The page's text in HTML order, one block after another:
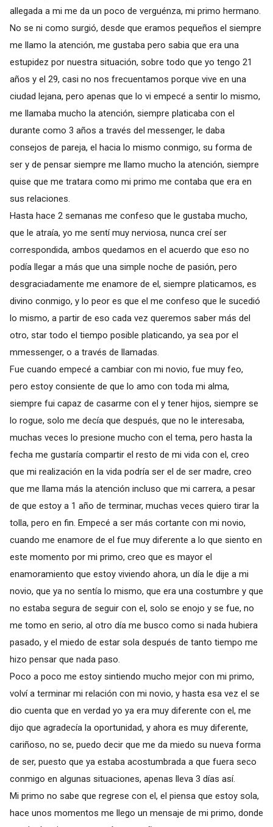
allegada a mi me da un poco de verguénza, mi primo hermano.
No se ni como surgió, desde que eramos pequeños el siempre
me llamo la atención, me gustaba pero sabia que era una
estupidez por nuestra situación, sobre todo que yo tengo 21
años y el 29, casi no nos frecuentamos porque vive en una
ciudad lejana, pero apenas que lo vi empecé a sentir lo mismo,
me llamaba mucho la atención, siempre platicaba con el
durante como 3 años a través del messenger, le daba
consejos de pareja, el hacia lo mismo conmigo, su forma de
ser y de pensar siempre me llamo mucho la atención, siempre
quise que me tratara como mi primo me contaba que era en
sus relaciones.
Hasta hace 2 semanas me confeso que le gustaba mucho,
que le atraía, yo me sentí muy nerviosa, nunca creí ser
correspondida, ambos quedamos en el acuerdo que eso no
podía llegar a más que una simple noche de pasión, pero
desgraciadamente me enamore de el, siempre platicamos, es
divino conmigo, y lo peor es que el me confeso que le sucedió
lo mismo, a partir de eso cada vez queremos saber más del
otro, star todo el tiempo posible platicando, ya sea por el
mmessenger, o a través de llamadas.
Fue cuando empecé a cambiar con mi novio, fue muy feo,
pero estoy consiente de que lo amo con toda mi alma,
siempre fui capaz de casarme con el y tener hijos, siempre se
lo rogue, solo me decía que después, que no le interesaba,
muchas veces lo presione mucho con el tema, pero hasta la
fecha me gustaría compartir el resto de mi vida con el, creo
que mi realización en la vida podría ser el de ser madre, creo
que me llama más la atención incluso que mi carrera, a pesar
de que estoy a 1 año de terminar, muchas veces quiero tirar la
tolla, pero en fin. Empecé a ser más cortante con mi novio,
cuando me enamore de el fue muy diferente a lo que siento en
este momento por mi primo, creo que es mayor el
enamoramiento que estoy viviendo ahora, un día le dije a mi
novio, que ya no sentía lo mismo, que era una costumbre y que
no estaba segura de seguir con el, solo se enojo y se fue, no
me tomo en serio, al otro día me busco como si nada hubiera
pasado, y el miedo de estar sola después de tanto tiempo me
hizo pensar que nada paso.
Poco a poco me estoy sintiendo mucho mejor con mi primo,
volví a terminar mi relación con mi novio, y hasta esa vez el se
dio cuenta que en verdad yo ya era muy diferente con el, me
dijo que agradecía la oportunidad, y ahora es muy diferente,
cariñoso, no se, puedo decir que me da miedo su nueva forma
de ser, puesto que ya estaba acostumbrada a que fuera seco
conmigo en algunas situaciones, apenas lleva 3 días así.
Mi primo no sabe que regrese con el, el piensa que estoy sola,
hace unos momentos me llego un mensaje de mi primo, donde